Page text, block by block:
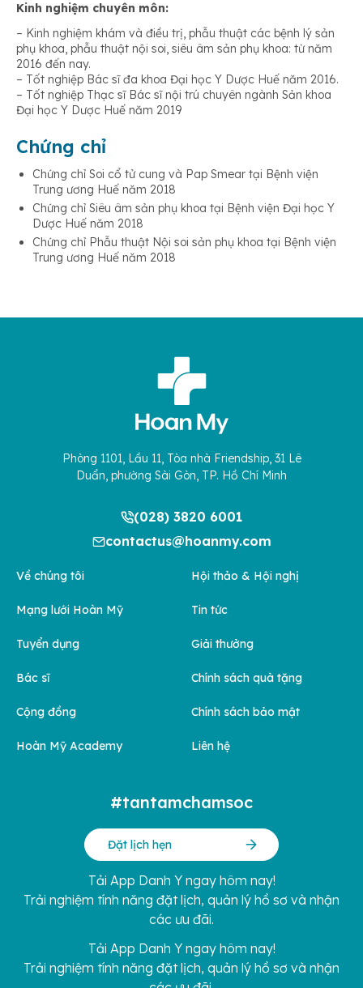
Kinh nghiệm chuyên môn:
– Kinh nghiệm khám và điều trị, phẫu thuật các bệnh lý sản
phụ khoa, phẫu thuật nội soi, siêu âm sản phụ khoa: từ năm
2016 đến nay.
– Tốt nghiệp Bác sĩ đa khoa Đại học Y Dược Huế năm 2016.
– Tốt nghiệp Thạc sĩ Bác sĩ nội trú chuyên ngành Sản khoa
Đại học Y Dược Huế năm 2019
Chứng chỉ
Chứng chỉ Soi cổ tử cung và Pap Smear tại Bệnh viện
Trung ương Huế năm 2018
Chứng chỉ Siêu âm sản phụ khoa tại Bệnh viện Đại học Y
Dược Huế năm 2018
Chứng chỉ Phẫu thuật Nội soi sản phụ khoa tại Bệnh viện
Trung ương Huế năm 2018
Phòng 1101, Lầu 11, Tòa nhà Friendship, 31 Lê
Duẩn, phường Sài Gòn, TP. Hồ Chí Minh
(028) 3820 6001
contactus@hoanmy.com
Về chúng tôi
Mạng lưới Hoàn Mỹ
Tuyển dụng
Bác sĩ
Cộng đồng
Hoàn Mỹ Academy
Hội thảo & Hội nghị
Tin tức
Giải thưởng
Chính sách quà tặng
Chính sách bảo mật
Liên hệ
#tantamchamsoc
Đặt lịch hẹn
Tải App Danh Y ngay hôm nay!
Trải nghiệm tính năng đặt lịch, quản lý hồ sơ và nhận
các ưu đãi.
Tải App Danh Y ngay hôm nay!
Trải nghiệm tính năng đặt lịch, quản lý hồ sơ và nhận